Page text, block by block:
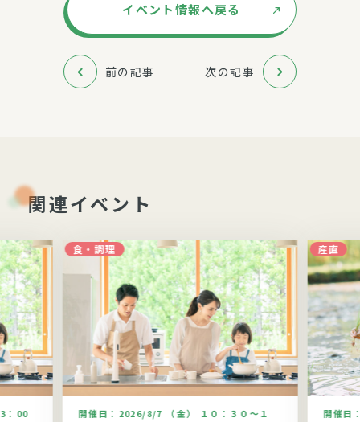
イベント情報へ戻る
前の記事 次の記事
関連イベント
：00
食・調理
開催日： 2026/8/7 （金） １０：３０～１
産直
開催日